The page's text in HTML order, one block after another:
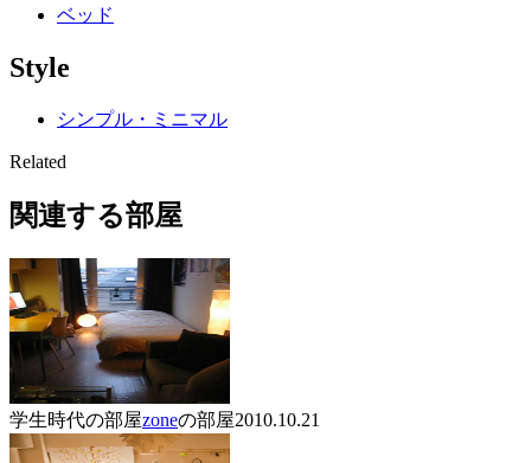
ベッド
Style
シンプル・ミニマル
Related
関連する部屋
学生時代の部屋zoneの部屋2010.10.21